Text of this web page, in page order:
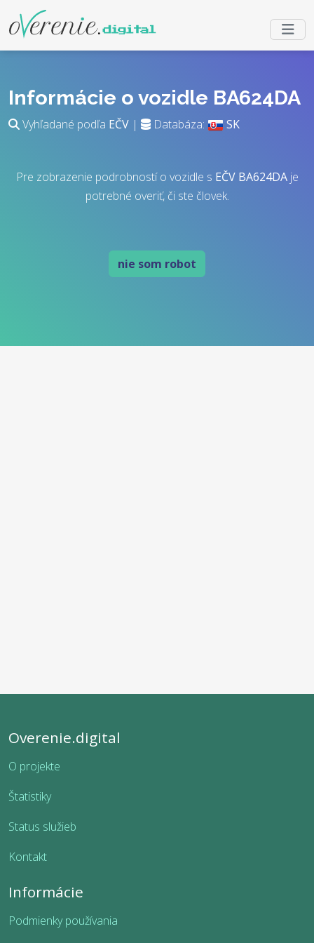
Informácie o vozidle BA624DA
Vyhľadané podľa EČV | Databáza: SK
Pre zobrazenie podrobností o vozidle s EČV BA624DAje
potrebné overiť, či ste človek.
nie som robot
Overenie.digital
O projekte
Štatistiky
Status služieb
Kontakt
Informácie
Podmienky používania